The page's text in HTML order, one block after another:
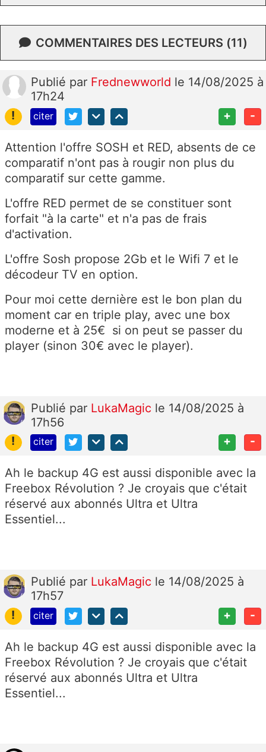
COMMENTAIRES DES LECTEURS (11)
Publié par Frednewworld le 14/08/2025 à
17h24
!
citer + -
Attention l'offre SOSH et RED, absents de ce
comparatif n'ont pas à rougir non plus du
comparatif sur cette gamme.
L'offre RED permet de se constituer sont
forfait "à la carte" et n'a pas de frais
d'activation.
L'offre Sosh propose 2Gb et le Wifi 7 et le
décodeur TV en option.
Pour moi cette dernière est le bon plan du
moment car en triple play, avec une box
moderne et à 25€ si on peut se passer du
player (sinon 30€ avec le player).
Publié par LukaMagic le 14/08/2025 à
17h56
!
citer + -
Ah le backup 4G est aussi disponible avec la
Freebox Révolution ? Je croyais que c'était
réservé aux abonnés Ultra et Ultra
Essentiel...
Publié par LukaMagic le 14/08/2025 à
17h57
!
citer + -
Ah le backup 4G est aussi disponible avec la
Freebox Révolution ? Je croyais que c'était
réservé aux abonnés Ultra et Ultra
Essentiel...